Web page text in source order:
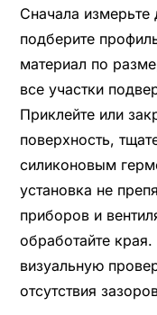
Сначала измерьте
подберите
материал по
все участки
Приклейте или
поверхность,
силиконовым
установка не
приборов и
обработайте
визуальную
отсутствия